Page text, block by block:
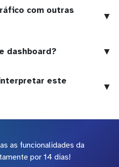
com outras
▼
dashboard? ▼
este
▼
as funcionalidades da
por 14 dias!